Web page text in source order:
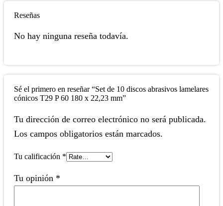
Reseñas
No hay ninguna reseña todavía.
Sé el primero en reseñar “Set de 10 discos abrasivos lamelares
cónicos T29 P 60 180 x 22,23 mm”
Tu dirección de correo electrónico no será publicada.
Los campos obligatorios están marcados.
Tu calificación *
Tu opinión *